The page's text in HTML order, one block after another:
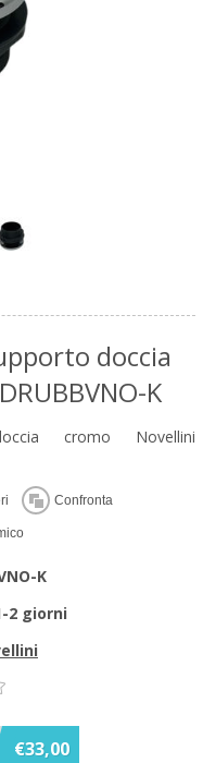
doccia
K
cromo Novellini
K
2 giorni
€33,00